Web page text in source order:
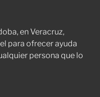
en Veracruz,
para ofrecer ayuda
persona que lo